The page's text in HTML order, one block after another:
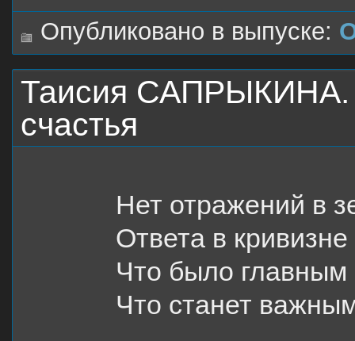
Опубликовано в выпуске:
Таисия САПРЫКИНА.
счастья
Нет отражений в
Ответа в
Что было главным
Что станет